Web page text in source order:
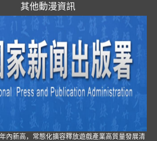
其他動漫資訊
內新高，常態化擴容釋放遊戲產業高質量發展清